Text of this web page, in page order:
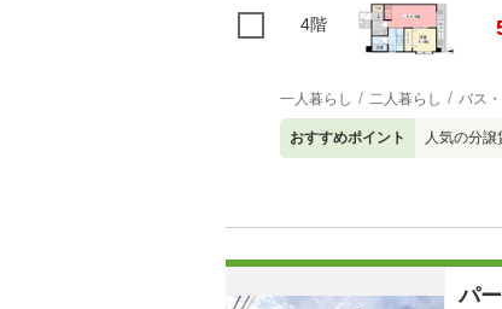
4階
一人暮らし 二人暮らし バス
おすすめポイント 人気の分
パ